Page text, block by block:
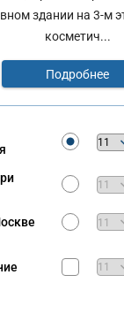
здании на 3-м
косметич...
Подробнее